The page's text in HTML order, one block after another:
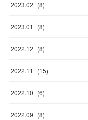
2023.02 (8)
2023.01 (8)
2022.12 (8)
2022.11 (15)
2022.10 (6)
2022.09 (8)